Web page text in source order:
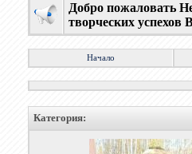
Добро пожаловать
творческих успехов
Начало
Категория: